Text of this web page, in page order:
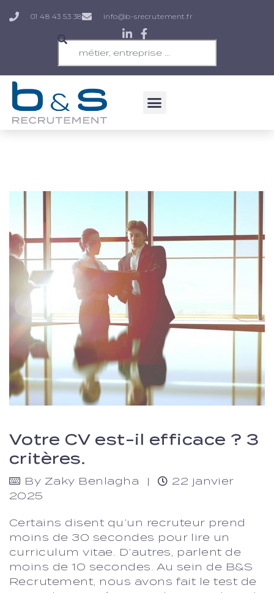
01 48 43 53 38 info@b-srecrutement.fr
Votre CV est-il efficace ? 3
critères.
By Zaky Benlagha
22 janvier
2025
Certains disent qu’un recruteur prend
moins de 30 secondes pour lire un
curriculum vitae. D’autres, parlent de
moins de 10 secondes. Au sein de B&S
Recrutement, nous avons fait le test de